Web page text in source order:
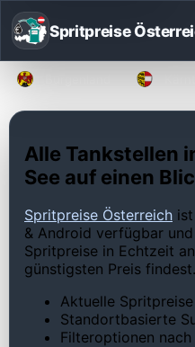
Spritpreise
Alle Tankstellen
See auf einen
Spritpreise Österreich
& Android verfügbar
Spritpreise in Echtzeit
günstigsten Preis
Aktuelle
Standortbasierte
Filteroptionen